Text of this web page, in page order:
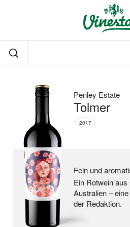
Penley Estate
Tolmer
2017
Fein und
Ein Rotwein
Australien –
der Redaktion.